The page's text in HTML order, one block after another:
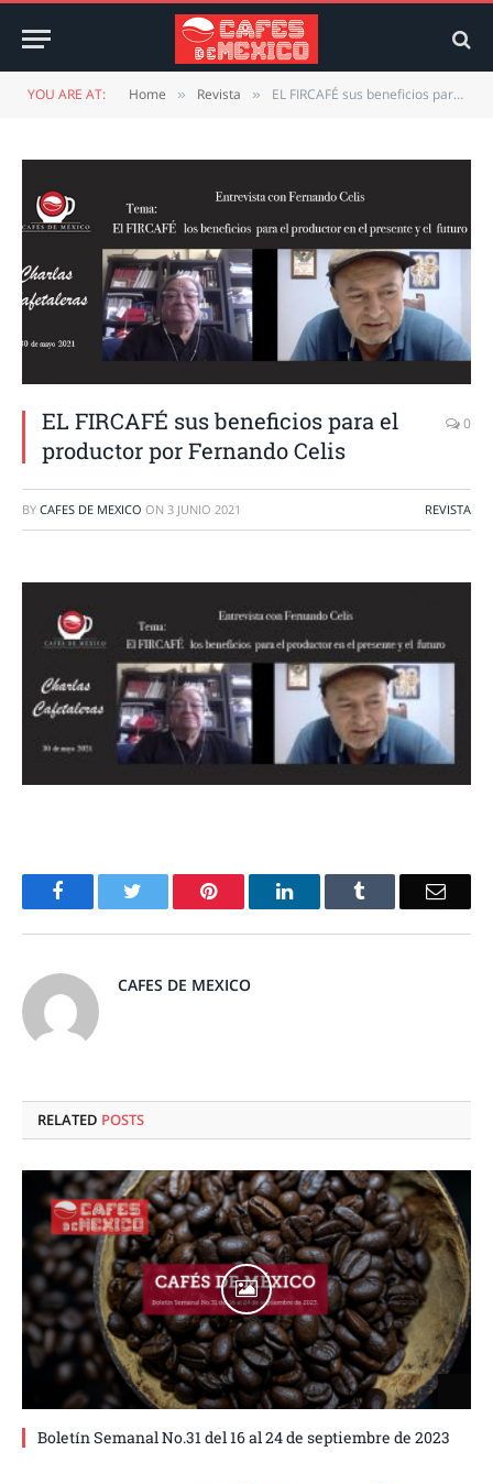
YOU ARE AT: Home » Revista » EL FIRCAFÉ sus beneficios para el productor por Fernando Celis
EL FIRCAFÉ sus beneficios para el
productor por Fernando Celis
0
BY CAFES DE MEXICO ON 3 JUNIO 2021 REVISTA
Facebook Pinterest LinkedIn Email
CAFES DE MEXICO
RELATED POSTS
Boletín Semanal No.31 del 16 al 24 de septiembre de 2023